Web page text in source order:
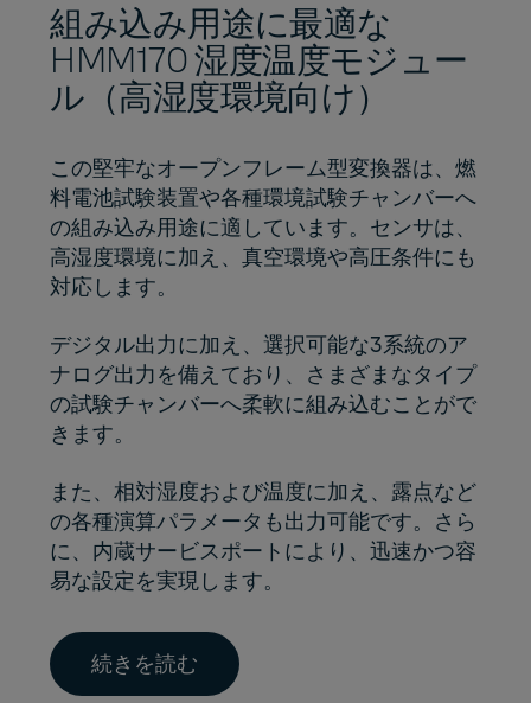
組み込み用途に最適な
HMM170 湿度温度モジュー
ル（高湿度環境向け）
この堅牢なオープンフレーム型変換器は、燃
料電池試験装置や各種環境試験チャンバーへ
の組み込み用途に適しています。センサは、
高湿度環境に加え、真空環境や高圧条件にも
対応します。
デジタル出力に加え、選択可能な3系統のア
ナログ出力を備えており、さまざまなタイプ
の試験チャンバーへ柔軟に組み込むことがで
きます。
また、相対湿度および温度に加え、露点など
の各種演算パラメータも出力可能です。さら
に、内蔵サービスポートにより、迅速かつ容
易な設定を実現します。
続きを読む